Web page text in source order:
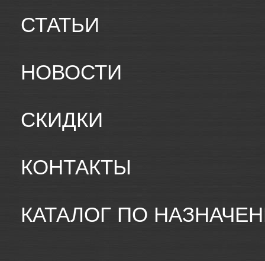
СТАТЬИ
НОВОСТИ
СКИДКИ
КОНТАКТЫ
КАТАЛОГ ПО